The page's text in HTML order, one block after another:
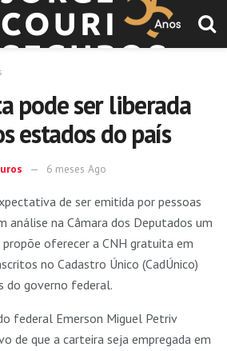
pode ser liberada
estados do país
6 meses Ago
de ser emitida por pessoas
análise na Câmara dos Deputados um
oferecer a CNH gratuita em
no Cadastro Único (CadÚnico)
do governo federal.
federal Emerson Miguel Petriv
de que a carteira seja empregada em